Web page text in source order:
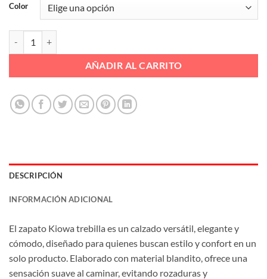
Color
AÑADIR AL CARRITO
DESCRIPCIÓN
INFORMACIÓN ADICIONAL
El zapato Kiowa trebilla es un calzado versátil, elegante y
cómodo, diseñado para quienes buscan estilo y confort en un
solo producto. Elaborado con material blandito, ofrece una
sensación suave al caminar, evitando rozaduras y